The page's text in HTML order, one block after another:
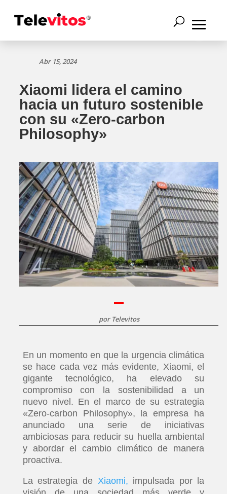
Abr 15, 2024
Xiaomi lidera el camino
hacia un futuro sostenible
con su «Zero-carbon
Philosophy»
por Televitos
En un momento en que la urgencia climática
se hace cada vez más evidente, Xiaomi, el
gigante tecnológico, ha elevado su
compromiso con la sostenibilidad a un
nuevo nivel. En el marco de su estrategia
«Zero-carbon Philosophy», la empresa ha
anunciado una serie de iniciativas
ambiciosas para reducir su huella ambiental
y abordar el cambio climático de manera
proactiva.
La estrategia de Xiaomi, impulsada por la